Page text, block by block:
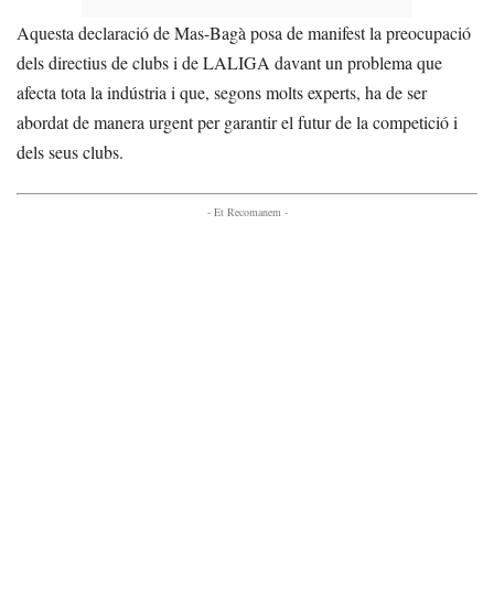
Aquesta declaració de Mas-Bagà posa de manifest la preocupació
dels directius de clubs i de LALIGA davant un problema que
afecta tota la indústria i que, segons molts experts, ha de ser
abordat de manera urgent per garantir el futur de la competició i
dels seus clubs.
- Et Recomanem -